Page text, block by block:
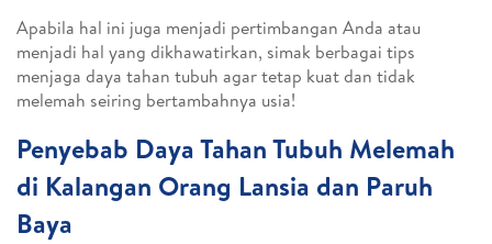
Apabila hal ini juga menjadi pertimbangan Anda atau
menjadi hal yang dikhawatirkan, simak berbagai tips
menjaga daya tahan tubuh agar tetap kuat dan tidak
melemah seiring bertambahnya usia!
Penyebab Daya Tahan Tubuh Melemah
di Kalangan Orang Lansia dan Paruh
Baya